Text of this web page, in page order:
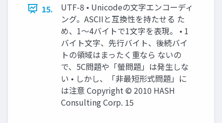
15.
UTF-8 • Unicodeの文字エンコーディ
ング。ASCIIと互換性を持たせる た
め、1～4バイトで1文字を表現。 • 1
バイト文字、先行バイト、後続バイ
トの領域はまったく重なら ないの
で、5C問題や「螢問題」は発生しな
い • しかし、「非最短形式問題」に
は注意 Copyright © 2010 HASH
Consulting Corp. 15